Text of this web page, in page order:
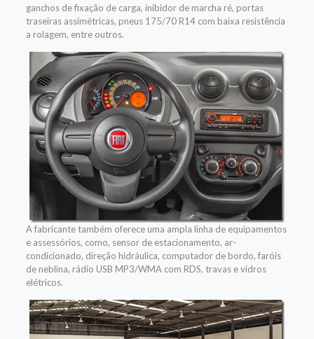
ganchos de fixação de carga, inibidor de marcha ré, portas
traseiras assimétricas, pneus 175/70 R14 com baixa resistência
a rolagem, entre outros.
A fabricante também oferece uma ampla linha de equipamentos
e assessórios, como, sensor de estacionamento, ar-
condicionado, direção hidráulica, computador de bordo, faróis
de neblina, rádio USB MP3/WMA com RDS, travas e vidros
elétricos.